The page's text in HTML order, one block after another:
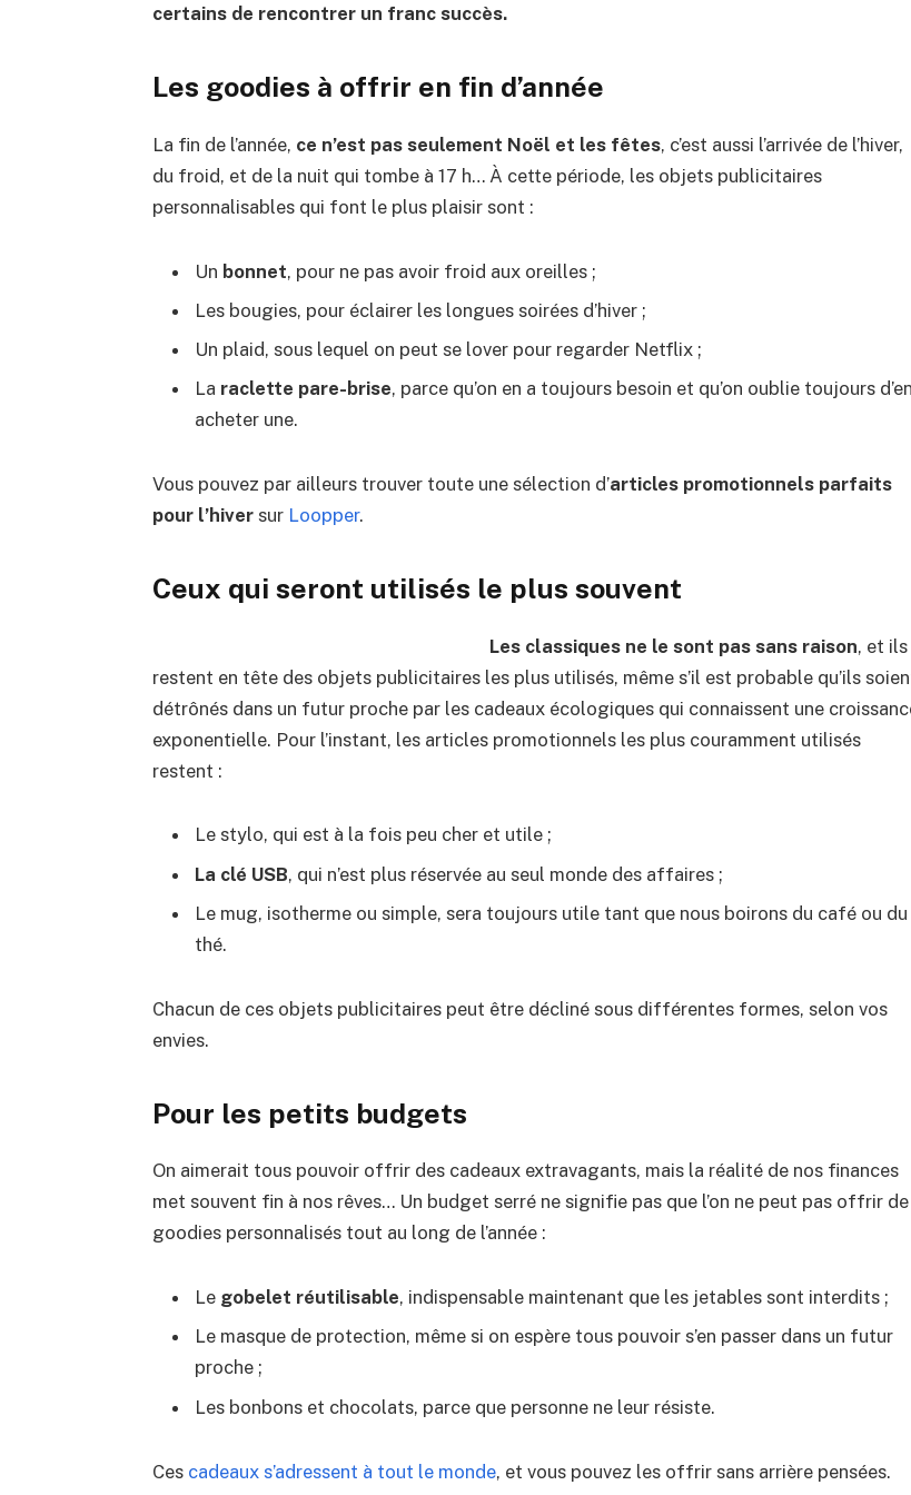
certains de rencontrer un franc succès.
Les goodies à offrir en fin d’année
La fin de l’année, ce n’est pas seulement Noël et les fêtes, c’est aussi l’arrivée de l’hiver,
du froid, et de la nuit qui tombe à 17 h… À cette période, les objets publicitaires
personnalisables qui font le plus plaisir sont :
Un bonnet, pour ne pas avoir froid aux oreilles ;
Les bougies, pour éclairer les longues soirées d’hiver ;
Un plaid, sous lequel on peut se lover pour regarder Netflix ;
La raclette pare-brise, parce qu’on en a toujours besoin et qu’on oublie toujours d’en
acheter une.
Vous pouvez par ailleurs trouver toute une sélection d’articles promotionnels parfaits
pour l’hiversur Loopper.
Ceux qui seront utilisés le plus souvent
Les classiques ne le sont pas sans raison, et ils
restent en tête des objets publicitaires les plus utilisés, même s’il est probable qu’ils
détrônés dans un futur proche par les cadeaux écologiques qui connaissent une
exponentielle. Pour l’instant, les articles promotionnels les plus couramment utilisés
restent :
Le stylo, qui est à la fois peu cher et utile ;
La clé USB, qui n’est plus réservée au seul monde des affaires ;
Le mug, isotherme ou simple, sera toujours utile tant que nous boirons du café ou du
thé.
Chacun de ces objets publicitaires peut être décliné sous différentes formes, selon vos
envies.
Pour les petits budgets
On aimerait tous pouvoir offrir des cadeaux extravagants, mais la réalité de nos finances
met souvent fin à nos rêves… Un budget serré ne signifie pas que l’on ne peut pas offrir de
goodies personnalisés tout au long de l’année :
Le gobelet réutilisable, indispensable maintenant que les jetables sont interdits ;
Le masque de protection, même si on espère tous pouvoir s’en passer dans un futur
proche ;
Les bonbons et chocolats, parce que personne ne leur résiste.
Ces cadeaux s’adressent à tout le monde, et vous pouvez les offrir sans arrière pensées.